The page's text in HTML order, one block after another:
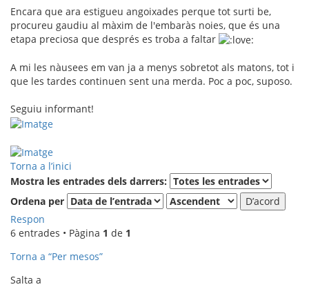
Encara que ara estigueu angoixades perque tot surti be,
procureu gaudiu al màxim de l'embaràs noies, que és una
etapa preciosa que després es troba a faltar
A mi les nàusees em van ja a menys sobretot als matons, tot i
que les tardes continuen sent una merda. Poc a poc, suposo.
Seguiu informant!
Torna a l’inici
Mostra les entrades dels darrers:
Ordena per
Respon
6 entrades • Pàgina 1 de 1
Torna a “Per mesos”
Salta a